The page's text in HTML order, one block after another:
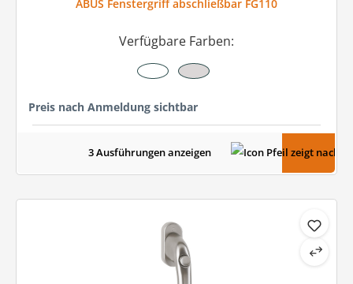
ABUS Fenstergriff abschließbar FG110
Verfügbare Farben:
Preis nach Anmeldung sichtbar
3 Ausführungen anzeigen